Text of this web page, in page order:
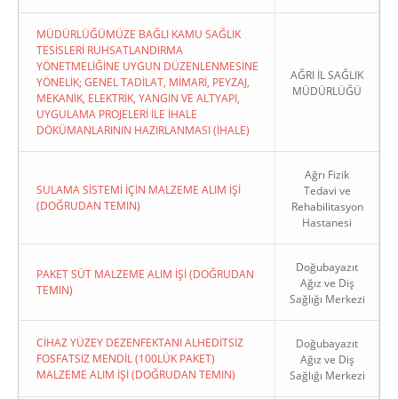
MÜDÜRLÜĞÜMÜZE BAĞLI KAMU SAĞLIK
TESİSLERİ RUHSATLANDIRMA
YÖNETMELİĞİNE UYGUN DÜZENLENMESİNE
YÖNELİK; GENEL TADİLAT, MİMARİ, PEYZAJ,
MEKANİK, ELEKTRİK, YANGIN VE ALTYAPI,
UYGULAMA PROJELERİ İLE İHALE
DÖKÜMANLARININ HAZIRLANMASI (İHALE)
AĞRI İL SAĞLIK
MÜDÜRLÜĞÜ
SULAMA SİSTEMİ İÇİN MALZEME ALIM İŞİ
(DOĞRUDAN TEMIN)
Ağrı Fizik
Tedavi ve
Rehabilitasyon
Hastanesi
PAKET SÜT MALZEME ALIM İŞİ (DOĞRUDAN
TEMIN)
Doğubayazıt
Ağız ve Diş
Sağlığı Merkezi
CİHAZ YÜZEY DEZENFEKTANI ALHEDİTSİZ
FOSFATSIZ MENDİL (100LÜK PAKET)
MALZEME ALIM İŞİ (DOĞRUDAN TEMIN)
Doğubayazıt
Ağız ve Diş
Sağlığı Merkezi